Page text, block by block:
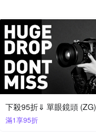
下殺95折⇓ 單眼鏡頭 (ZG)
滿1享95折